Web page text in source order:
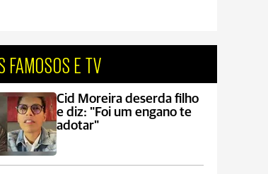
FAMOSOS E TV
Cid Moreira deserda filho
e diz: "Foi um engano te
adotar"